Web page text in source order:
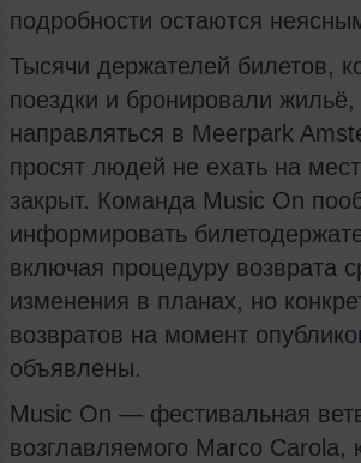
подробности остаются
Тысячи держателей билетов,
поездки и бронировали
направляться в Meerpark
просят людей не ехать на
закрыт. Команда Music On
информировать
включая процедуру возврата
изменения в планах, но
возвратов на момент
объявлены.
Music On — фестивальная
возглавляемого Marco